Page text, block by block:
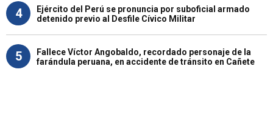
4
Ejército del Perú se pronuncia por suboficial armado
detenido previo al Desfile Cívico Militar
5
Fallece Víctor Angobaldo, recordado personaje de la
farándula peruana, en accidente de tránsito en Cañete